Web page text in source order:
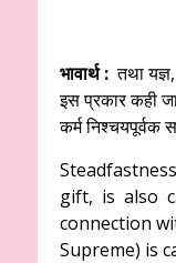
भावार्थ :तथा यज्ञ,
इस प्रकार कही
कर्म
gift, is also
connection
Supreme) is